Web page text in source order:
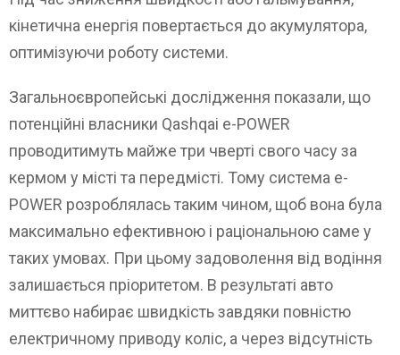
кінетична енергія повертається до акумулятора,
оптимізуючи роботу системи.
Загальноєвропейські дослідження показали, що
потенційні власники Qashqai e-POWER
проводитимуть майже три чверті свого часу за
кермом у місті та передмісті. Тому система e-
POWER розроблялась таким чином, щоб вона була
максимально ефективною і раціональною саме у
таких умовах. При цьому задоволення від водіння
залишається пріоритетом. В результаті авто
миттєво набирає швидкість завдяки повністю
електричному приводу коліс, а через відсутність